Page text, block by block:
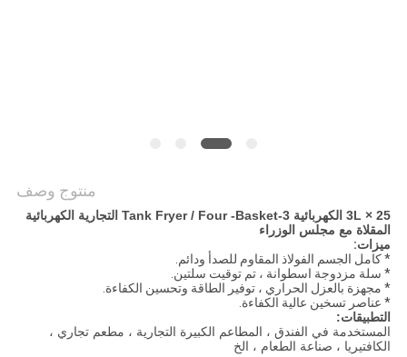
منتوج وصف
25 × 3L الكهربائية 3-Tank Fryer / Four -Basket التجارية الكهربائية
المقلاة مع مجلس الوزراء
ميزات:
* كامل الجسم الفولاذ المقاوم للصدأ ودائم.
* سلة مزدوجة اسطوانة ، تم توقيت سلتين.
* مجهزة بالعزل الحراري ، توفير الطاقة وتحسين الكفاءة.
* عناصر تسخين عالية الكفاءة.
التطبيقات:
المستخدمة في الفندق ، المطاعم الكبيرة التجارية ، مطعم تجاري ،
الكافتيريا ، صناعة الطعام ، الخ